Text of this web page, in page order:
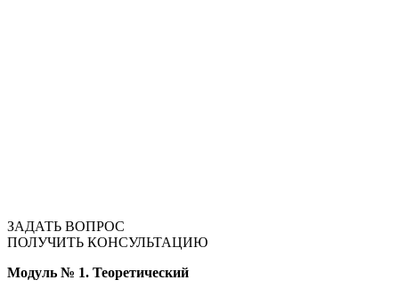
ЗАДАТЬ ВОПРОС
ПОЛУЧИТЬ КОНСУЛЬТАЦИЮ
Модуль № 1. Теоретический